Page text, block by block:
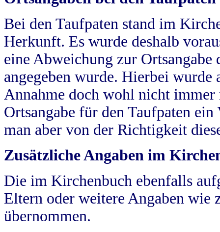
Bei den Taufpaten stand im
Herkunft. Es wurde deshalb
eine Abweichung zur
angegeben wurde. Hierbei wurde
Annahme doch wohl nicht
Ortsangabe für den Taufpaten
man aber von der Richtigkeit
Zusätzliche Angaben im
Die im Kirchenbuch ebenfalls
Eltern oder weitere Angaben wie
übernommen.